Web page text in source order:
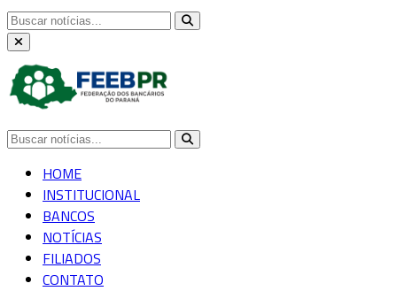
HOME
INSTITUCIONAL
BANCOS
NOTÍCIAS
FILIADOS
CONTATO